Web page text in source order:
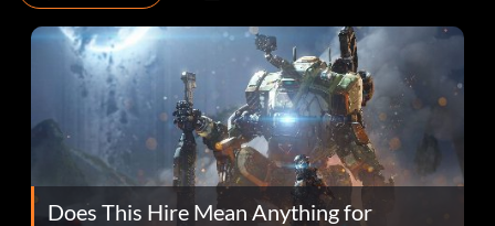
Does This Hire Mean Anything for